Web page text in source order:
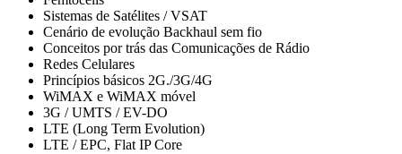
Sistemas de Satélites / VSAT
Cenário de evolução Backhaul sem fio
Conceitos por trás das Comunicações de Rádio
Redes Celulares
Princípios básicos 2G./3G/4G
WiMAX e WiMAX móvel
3G / UMTS / EV-DO
LTE (Long Term Evolution)
LTE / EPC, Flat IP Core